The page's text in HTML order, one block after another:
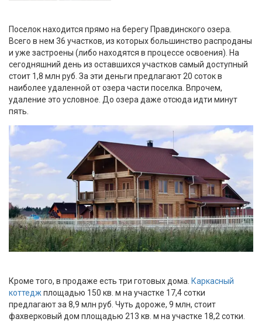
Поселок находится прямо на берегу Правдинского озера.
Всего в нем 36 участков, из которых большинство распроданы
и уже застроены (либо находятся в процессе освоения). На
сегодняшний день из оставшихся участков самый доступный
стоит 1,8 млн руб. За эти деньги предлагают 20 соток в
наиболее удаленной от озера части поселка. Впрочем,
удаление это условное. До озера даже отсюда идти минут
пять.
Кроме того, в продаже есть три готовых дома. Каркасный
коттедж площадью 150 кв. м на участке 17,4 сотки
предлагают за 8,9 млн руб. Чуть дороже, 9 млн, стоит
фахверковый дом площадью 213 кв. м на участке 18,2 сотки.